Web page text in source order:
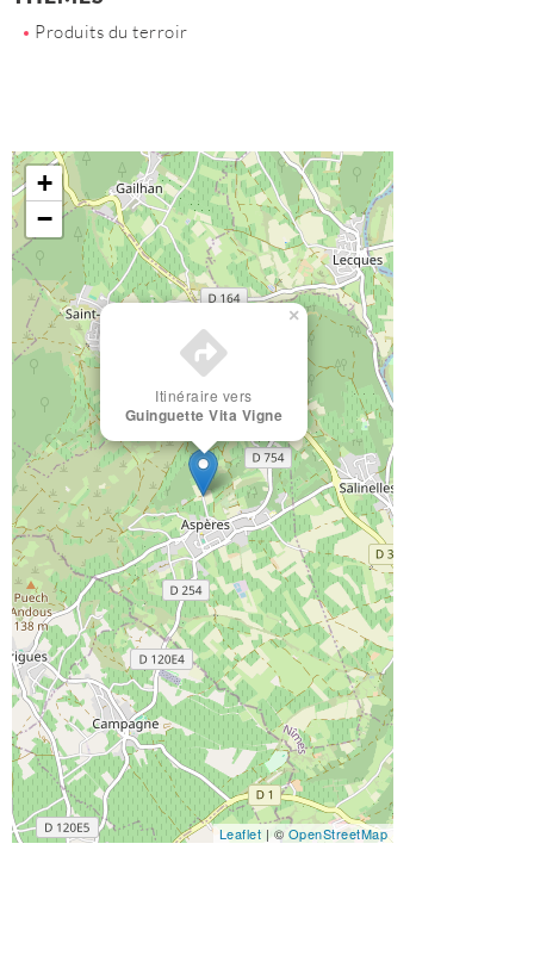
Produits du terroir
Itinéraire vers
Guinguette Vita Vigne
×
+
−
Leaflet | © OpenStreetMap